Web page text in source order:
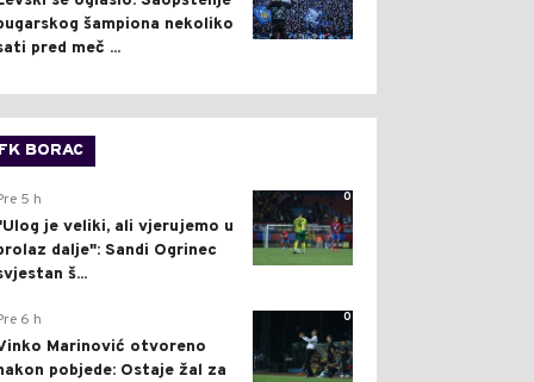
šampiona nekoliko
pred meč ...
FK BORAC
0
5 h
je veliki, ali vjerujemo u
dalje": Sandi Ogrinec
š...
0
6 h
Marinović otvoreno
pobjede: Ostaje žal za